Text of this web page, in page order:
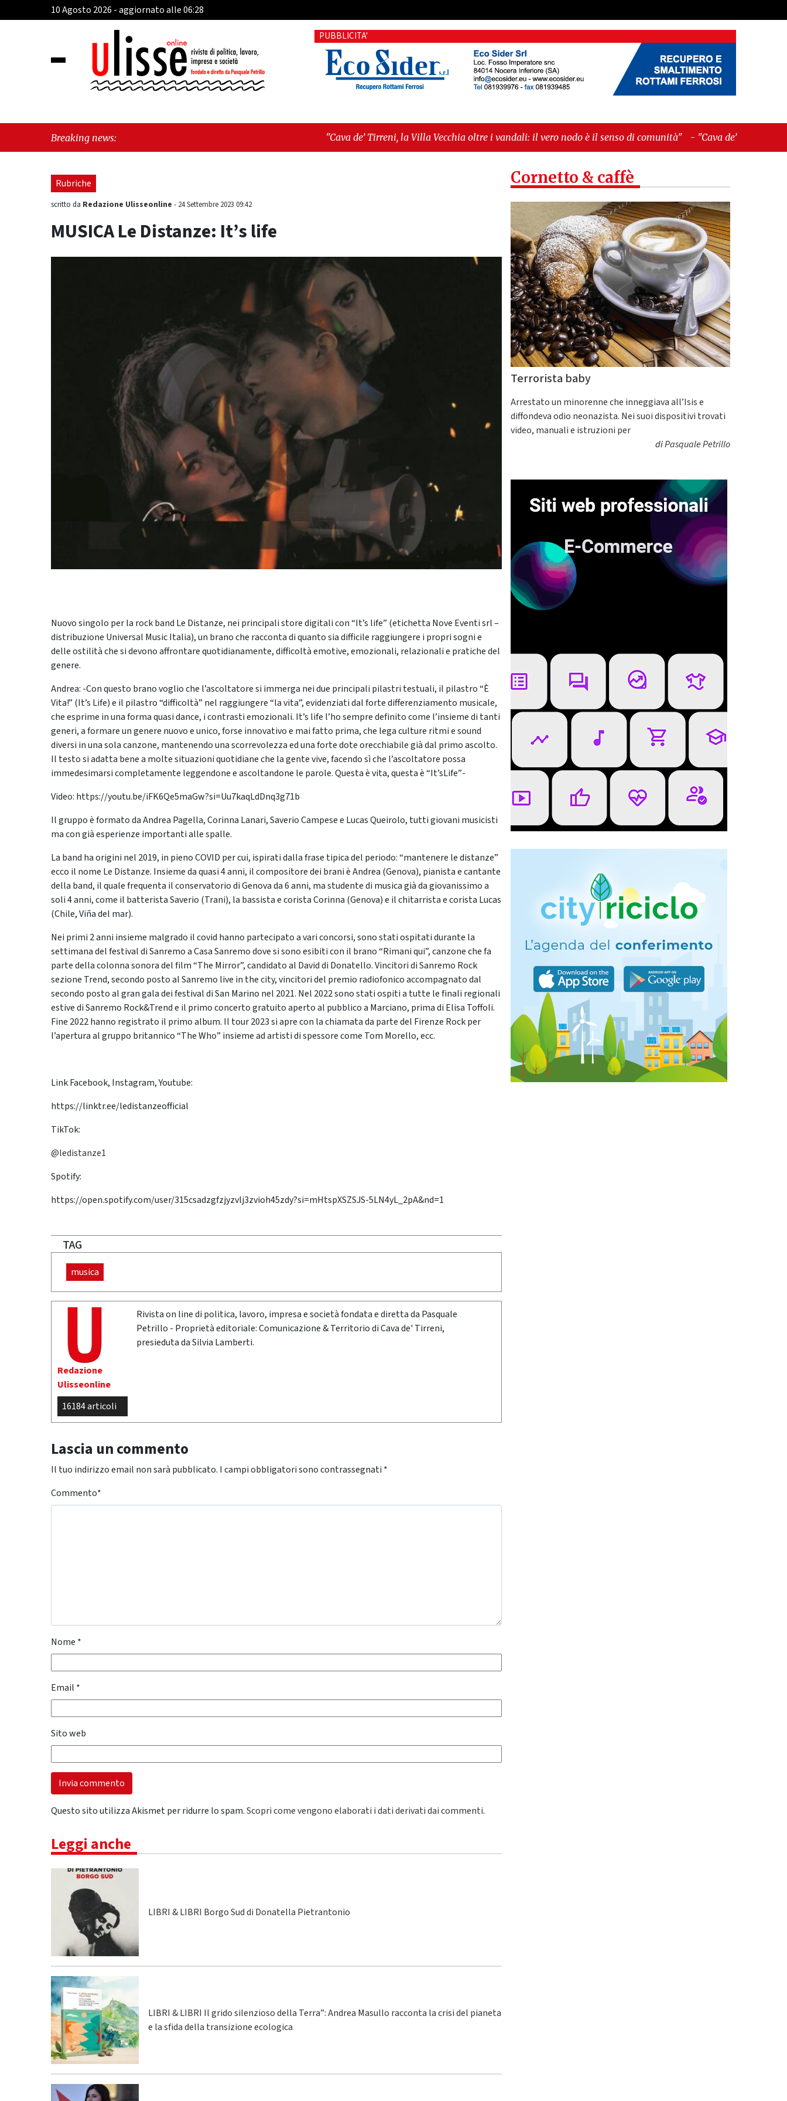
10 Agosto 2026 - aggiornato alle 06:28
PUBBLICITA'
Breaking news: "Cava de’ Tirreni, la Villa Vecchia oltre i vandali: il vero nodo è il senso di comunità" -"Cava de’ Tirreni, La
Fratellanza sull'ultima seduta consiliare: “Serve chiarezza!”"
Rubriche
scritto da Redazione Ulisseonline - 24 Settembre 2023 09:42
MUSICA Le Distanze: It’s life
Nuovo singolo per la rock band Le Distanze, nei principali store digitali con “It’s life” (etichetta Nove Eventi srl –
distribuzione Universal Music Italia), un brano che racconta di quanto sia difficile raggiungere i propri sogni e
delle ostilità che si devono affrontare quotidianamente, difficoltà emotive, emozionali, relazionali e pratiche del
genere.
Andrea: -Con questo brano voglio che l’ascoltatore si immerga nei due principali pilastri testuali, il pilastro “È
Vita!” (It’s Life) e il pilastro “difficoltà” nel raggiungere “la vita”, evidenziati dal forte differenziamento musicale,
che esprime in una forma quasi dance, i contrasti emozionali. It’s life l’ho sempre definito come l’insieme di tanti
generi, a formare un genere nuovo e unico, forse innovativo e mai fatto prima, che lega culture ritmi e sound
diversi in una sola canzone, mantenendo una scorrevolezza ed una forte dote orecchiabile già dal primo ascolto.
Il testo si adatta bene a molte situazioni quotidiane che la gente vive, facendo sì che l’ascoltatore possa
immedesimarsi completamente leggendone e ascoltandone le parole. Questa è vita, questa è “It’sLife”-
Video: https://youtu.be/iFK6Qe5maGw?si=Uu7kaqLdDnq3g71b
Il gruppo è formato da Andrea Pagella, Corinna Lanari, Saverio Campese e Lucas Queirolo, tutti giovani musicisti
ma con già esperienze importanti alle spalle.
La band ha origini nel 2019, in pieno COVID per cui, ispirati dalla frase tipica del periodo: “mantenere le distanze”
ecco il nome Le Distanze. Insieme da quasi 4 anni, il compositore dei brani è Andrea (Genova), pianista e cantante
della band, il quale frequenta il conservatorio di Genova da 6 anni, ma studente di musica già da giovanissimo a
soli 4 anni, come il batterista Saverio (Trani), la bassista e corista Corinna (Genova) e il chitarrista e corista Lucas
(Chile, Viña del mar).
Nei primi 2 anni insieme malgrado il covid hanno partecipato a vari concorsi, sono stati ospitati durante la
settimana del festival di Sanremo a Casa Sanremo dove si sono esibiti con il brano “Rimani qui”, canzone che fa
parte della colonna sonora del film “The Mirror”, candidato al David di Donatello. Vincitori di Sanremo Rock
sezione Trend, secondo posto al Sanremo live in the city, vincitori del premio radiofonico accompagnato dal
secondo posto al gran gala dei festival di San Marino nel 2021. Nel 2022 sono stati ospiti a tutte le finali regionali
estive di Sanremo Rock&Trend e il primo concerto gratuito aperto al pubblico a Marciano, prima di Elisa Toffoli.
Fine 2022 hanno registrato il primo album. Il tour 2023 si apre con la chiamata da parte del Firenze Rock per
l’apertura al gruppo britannico “The Who” insieme ad artisti di spessore come Tom Morello, ecc.
Link Facebook, Instagram, Youtube:
https://linktr.ee/ledistanzeofficial
TikTok:
@ledistanze1
Spotify:
https://open.spotify.com/user/315csadzgfzjyzvlj3zvioh45zdy?si=mHtspXSZSJS-5LN4yL_2pA&nd=1
TAG
musica
Redazione
Ulisseonline
16184 articoli
Rivista on line di politica, lavoro, impresa e società fondata e diretta da Pasquale
Petrillo - Proprietà editoriale: Comunicazione & Territorio di Cava de' Tirreni,
presieduta da Silvia Lamberti.
Lascia un commento
Il tuo indirizzo email non sarà pubblicato. I campi obbligatori sono contrassegnati *
Commento*
Nome *
Email *
Sito web
Questo sito utilizza Akismet per ridurre lo spam.Scopri come vengono elaborati i dati derivati dai commenti.
Leggi anche
LIBRI & LIBRI Borgo Sud di Donatella Pietrantonio
LIBRI & LIBRI Il grido silenzioso della Terra”: Andrea Masullo racconta la crisi del pianeta
e la sfida della transizione ecologica
Cornetto & caffè
Terrorista baby
Arrestato un minorenne che inneggiava all’Isis e
diffondeva odio neonazista. Nei suoi dispositivi trovati
video, manuali e istruzioni per
diPasquale Petrillo